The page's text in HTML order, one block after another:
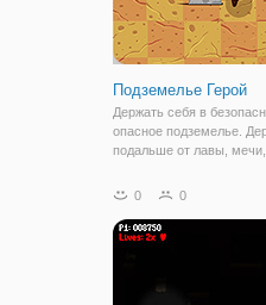
Подземелье Герой
Держать себя в
опасное подземелье.
подальше от лавы,
конца и получить свое
0 0